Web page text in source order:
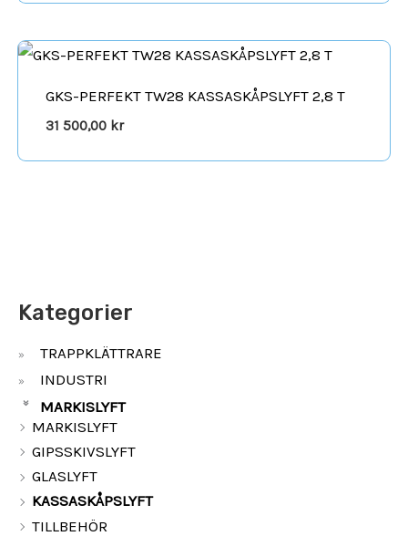
Kategorier
» TRAPPKLÄTTRARE
» INDUSTRI
»
MARKISLYFT
MARKISLYFT
GIPSSKIVSLYFT
GLASLYFT
KASSASKÅPSLYFT
TILLBEHÖR
GKS-PERFEKT TW28 KASSASKÅPSLYFT 2,8 T
31 500,00 kr